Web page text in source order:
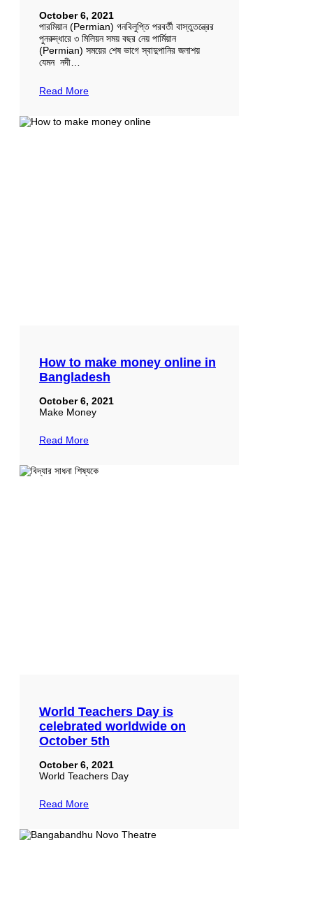
October 6, 2021
পারমিয়ান (Permian) গনবিলুপ্তি পরবর্তী বাস্তুতন্ত্রের
পুনরুদ্ধারে ৩ মিলিয়ন সময় বছর নেয় পার্মিয়ান
(Permian) সময়ের শেষ ভাগে স্বাদুপানির জলাশয়
যেমন নদী…
Read More
How to make money online in
Bangladesh
October 6, 2021
Make Money
Read More
World Teachers Day is
celebrated worldwide on
October 5th
October 6, 2021
World Teachers Day
Read More